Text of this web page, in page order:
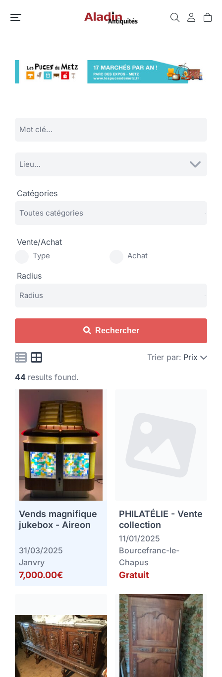
Catégories
Vente/Achat
Type Achat
Radius
Rechercher
Trier par: Prix
44 results found.
Vends magnifique
jukebox - Aireon
31/03/2025
Janvry
7,000.00€
PHILATÉLIE - Vente
collection
11/01/2025
Bourcefranc-le-
Chapus
Gratuit